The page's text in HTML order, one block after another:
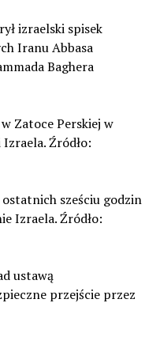
izraelski spisek
Iranu Abbasa
Baghera
Zatoce Perskiej w
Źródło:
sześciu godzin
Izraela. Źródło:
ustawą
przejście przez